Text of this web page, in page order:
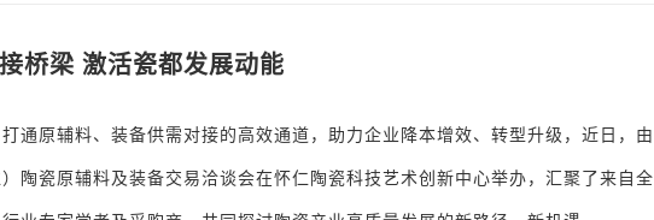
桥梁 激活瓷都发展动能
通原辅料、装备供需对接的高效通道，助力企业降本增效、转型升级，近日，由
陶瓷原辅料及装备交易洽谈会在怀仁陶瓷科技艺术创新中心举办，汇聚了来自全